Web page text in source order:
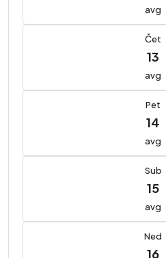
avg
Čet
13
avg
Pet
14
avg
Sub
15
avg
Ned
16